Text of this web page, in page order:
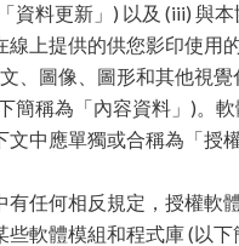
資料更新」) 以及 (iii) 與
線上提供的供您影印使用
、圖像、圖形和其他視
簡稱為「內容資料」)。
文中應單獨或合稱為「授權
有任何相反規定，授權軟
些軟體模組和程式庫 (以